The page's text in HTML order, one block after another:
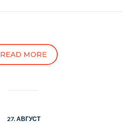
READ MORE
27. АВГУСТ